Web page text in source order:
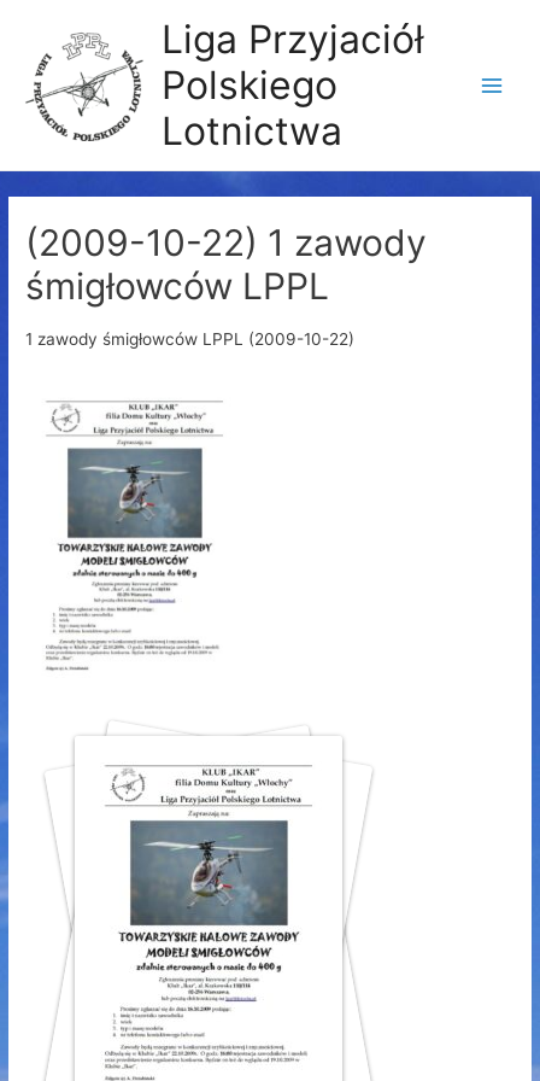
Liga Przyjaciół
Polskiego
Lotnictwa
(2009-10-22) 1 zawody
śmigłowców LPPL
1 zawody śmigłowców LPPL (2009-10-22)